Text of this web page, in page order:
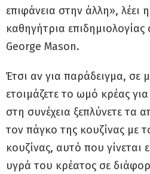
επιφάνεια στην άλλη», λέει
καθηγήτρια
George Mason.
Έτσι αν για παράδειγμα, σε
ετοιμάζετε το ωμό κρέας
στη συνέχεια ξεπλύνετε τα
τον πάγκο της κουζίνας με
κουζίνας, αυτό που γίνεται
υγρά του κρέατος σε